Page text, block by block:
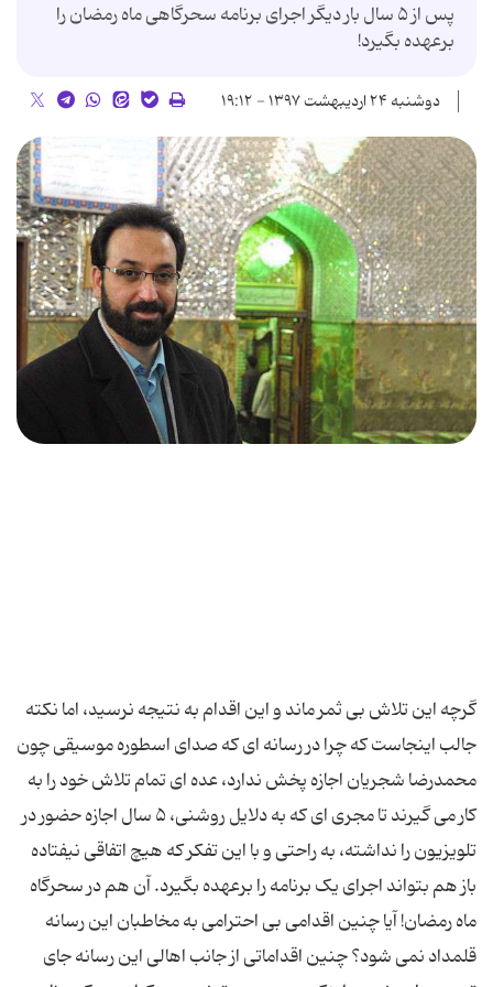
پس از ۵ سال بار دیگر اجرای برنامه سحرگاهی ماه رمضان را
برعهده بگیرد!
دوشنبه ۲۴ اردیبهشت ۱۳۹۷ - ۱۹:۱۲
گرچه این تلاش بی ثمر ماند و این اقدام به نتیجه نرسید، اما نکته
جالب اینجاست که چرا در رسانه ای که صدای اسطوره موسیقی چون
محمدرضا شجریان اجازه پخش ندارد، عده ای تمام تلاش خود را به
کار می گیرند تا مجری ای که به دلایل روشنی، ۵ سال اجازه حضور در
تلویزیون را نداشته، به راحتی و با این تفکر که هیچ اتفاقی نیفتاده
باز هم بتواند اجرای یک برنامه را برعهده بگیرد. آن هم در سحرگاه
ماه رمضان! آیا چنین اقدامی بی احترامی به مخاطبان این رسانه
قلمداد نمی شود؟ چنین اقداماتی از جانب اهالی این رسانه جای